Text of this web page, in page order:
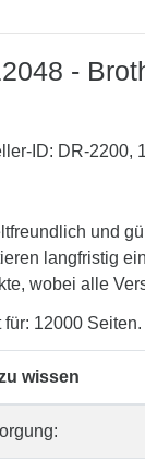
-
ID: DR-2200,
und
langfristig
wobei alle
für: 12000 Seiten.
wissen